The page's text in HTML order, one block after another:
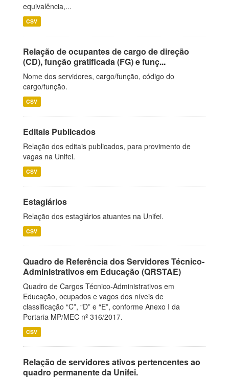
equivalência,...
CSV
Relação de ocupantes de cargo de direção
(CD), função gratificada (FG) e funç...
Nome dos servidores, cargo/função, código do
cargo/função.
CSV
Editais Publicados
Relação dos editais publicados, para provimento de
vagas na Unifei.
CSV
Estagiários
Relação dos estagiários atuantes na Unifei.
CSV
Quadro de Referência dos Servidores Técnico-
Administrativos em Educação (QRSTAE)
Quadro de Cargos Técnico-Administrativos em
Educação, ocupados e vagos dos níveis de
classificação “C”, “D” e “E”, conforme Anexo I da
Portaria MP/MEC nº 316/2017.
CSV
Relação de servidores ativos pertencentes ao
quadro permanente da Unifei.